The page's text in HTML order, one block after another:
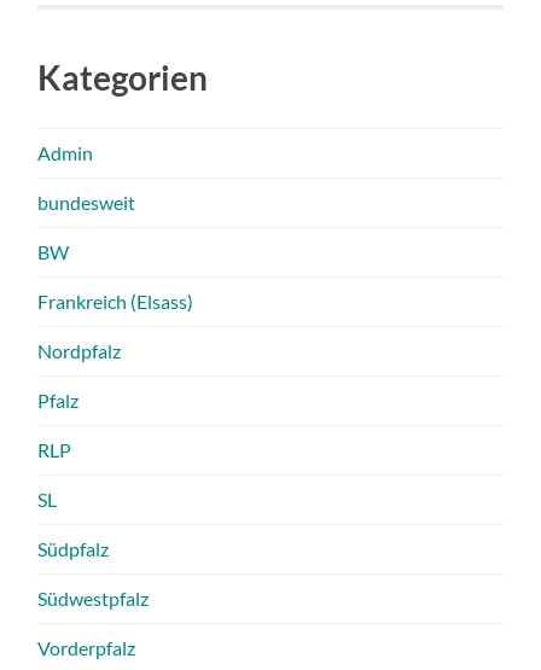
Kategorien
Admin
bundesweit
BW
Frankreich (Elsass)
Nordpfalz
Pfalz
RLP
SL
Südpfalz
Südwestpfalz
Vorderpfalz